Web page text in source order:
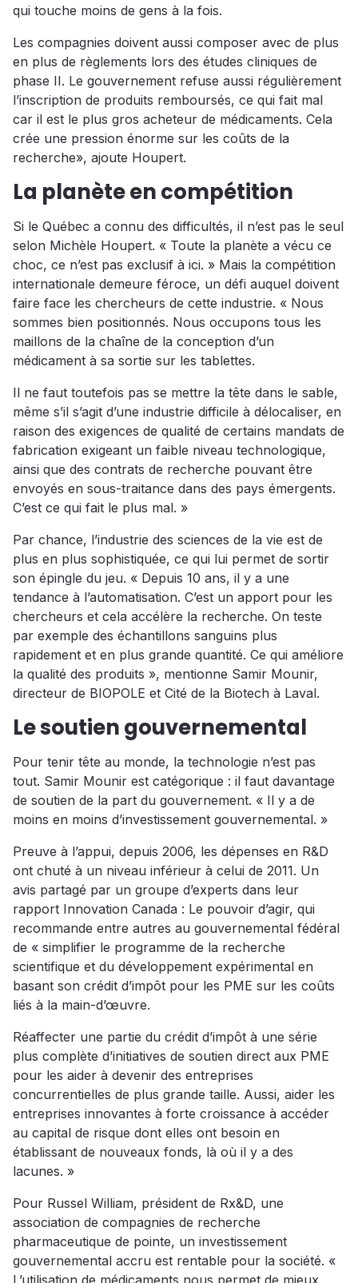
qui touche moins de gens à la fois.
Les compagnies doivent aussi composer avec de plus
en plus de règlements lors des études cliniques de
phase II. Le gouvernement refuse aussi régulièrement
l’inscription de produits remboursés, ce qui fait mal
car il est le plus gros acheteur de médicaments. Cela
crée une pression énorme sur les coûts de la
recherche», ajoute Houpert.
La planète en compétition
Si le Québec a connu des difficultés, il n’est pas le seul
selon Michèle Houpert. « Toute la planète a vécu ce
choc, ce n’est pas exclusif à ici. » Mais la compétition
internationale demeure féroce, un défi auquel doivent
faire face les chercheurs de cette industrie. « Nous
sommes bien positionnés. Nous occupons tous les
maillons de la chaîne de la conception d’un
médicament à sa sortie sur les tablettes.
Il ne faut toutefois pas se mettre la tête dans le sable,
même s’il s’agit d’une industrie difficile à délocaliser, en
raison des exigences de qualité de certains mandats de
fabrication exigeant un faible niveau technologique,
ainsi que des contrats de recherche pouvant être
envoyés en sous-traitance dans des pays émergents.
C’est ce qui fait le plus mal. »
Par chance, l’industrie des sciences de la vie est de
plus en plus sophistiquée, ce qui lui permet de sortir
son épingle du jeu. « Depuis 10 ans, il y a une
tendance à l’automatisation. C’est un apport pour les
chercheurs et cela accélère la recherche. On teste
par exemple des échantillons sanguins plus
rapidement et en plus grande quantité. Ce qui améliore
la qualité des produits », mentionne Samir Mounir,
directeur de BIOPOLE et Cité de la Biotech à Laval.
Le soutien gouvernemental
Pour tenir tête au monde, la technologie n’est pas
tout. Samir Mounir est catégorique : il faut davantage
de soutien de la part du gouvernement. « Il y a de
moins en moins d’investissement gouvernemental. »
Preuve à l’appui, depuis 2006, les dépenses en R&D
ont chuté à un niveau inférieur à celui de 2011. Un
avis partagé par un groupe d’experts dans leur
rapport Innovation Canada : Le pouvoir d’agir, qui
recommande entre autres au gouvernemental fédéral
de « simplifier le programme de la recherche
scientifique et du développement expérimental en
basant son crédit d’impôt pour les PME sur les coûts
liés à la main-d’œuvre.
Réaffecter une partie du crédit d’impôt à une série
plus complète d’initiatives de soutien direct aux PME
pour les aider à devenir des entreprises
concurrentielles de plus grande taille. Aussi, aider les
entreprises innovantes à forte croissance à accéder
au capital de risque dont elles ont besoin en
établissant de nouveaux fonds, là où il y a des
lacunes. »
Pour Russel William, président de Rx&D, une
association de compagnies de recherche
pharmaceutique de pointe, un investissement
gouvernemental accru est rentable pour la société. «
L’utilisation de médicaments nous permet de mieux